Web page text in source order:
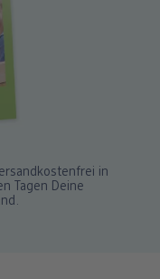
in
Tagen Deine